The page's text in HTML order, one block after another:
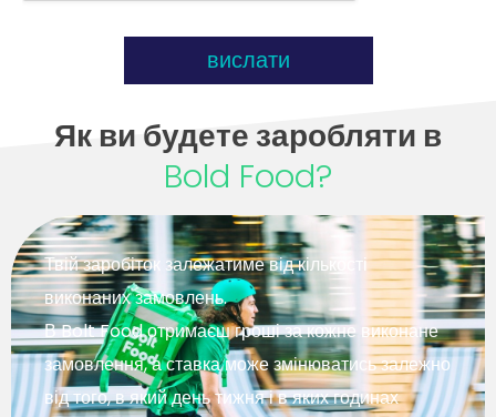
вислати
Як ви будете заробляти в
Bold Food?
Твій заробіток залежатиме від кількості
виконаних замовлень.
В Bolt Food отримаєш гроші за кожне виконане
замовлення, а ставка може змінюватись залежно
від того, в який день тижня і в яких годинах